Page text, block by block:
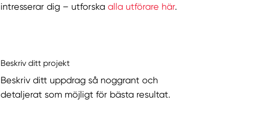
intresserar dig – utforska alla utförare här.
Beskriv ditt projekt
Beskriv ditt uppdrag så noggrant och
detaljerat som möjligt för bästa resultat.